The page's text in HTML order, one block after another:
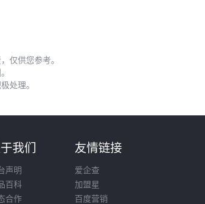
滤波器
减速机使用，需特别注意联轴器的同心度校
动传导至驱动器。
载率。这些细节能有效延长设备服役周期。
估配套设备的完整性和使用环境的适配度。对于
产线的用户，建议优先考虑支持伺服系统调试软
劣工况下则应强化防护配件配置。最终决策需
仅供您参考。
处理。
我们
声明
百科
合作
友情链接
爱企查
加盟星
百度营销